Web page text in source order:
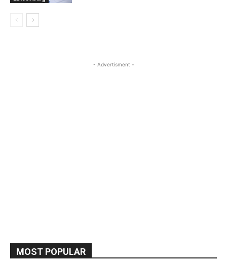
- Advertisment -
MOST POPULAR